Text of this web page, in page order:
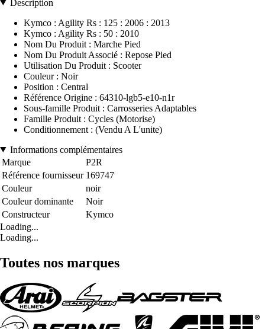
Description
Kymco : Agility Rs : 125 : 2006 : 2013
Kymco : Agility Rs : 50 : 2010
Nom Du Produit : Marche Pied
Nom Du Produit Associé : Repose Pied
Utilisation Du Produit : Scooter
Couleur : Noir
Position : Central
Référence Origine : 64310-lgb5-e10-n1r
Sous-famille Produit : Carrosseries Adaptables
Famille Produit : Cycles (Motorise)
Conditionnement : (Vendu A L'unite)
Informations complémentaires
Marque
P2R
Référence fournisseur 169747
Couleur
noir
Couleur dominante
Noir
Constructeur
Kymco
Loading...
Loading...
Toutes nos marques